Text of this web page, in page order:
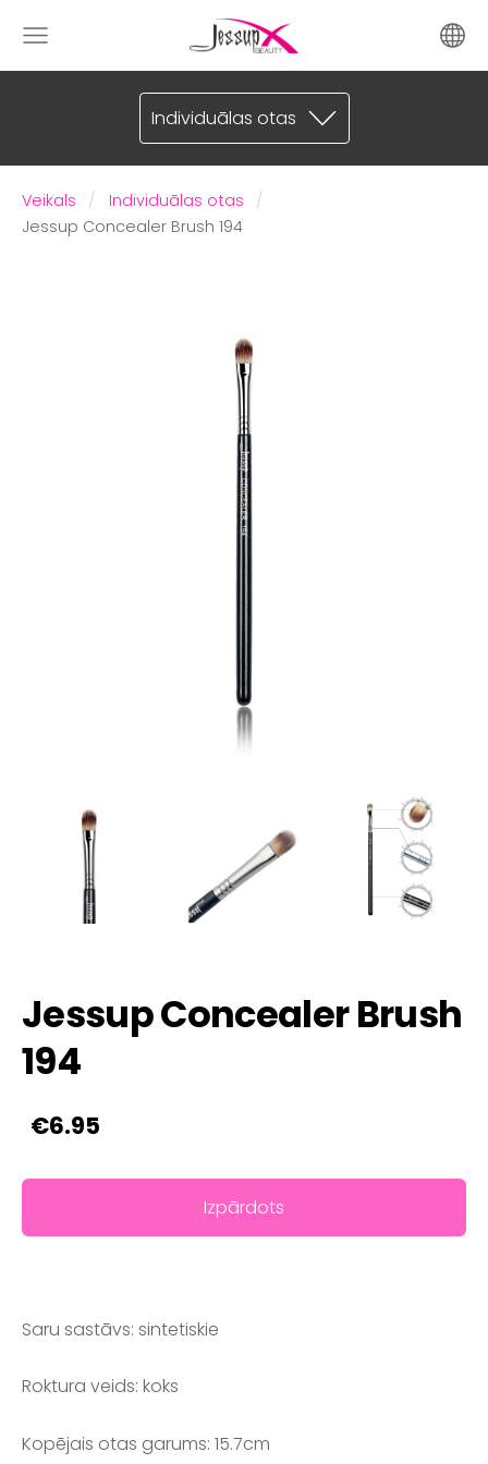
Individuālas otas
Veikals
Individuālas otas
Jessup Concealer Brush 194
Jessup Concealer Brush
194
€6.95
Izpārdots
Saru sastāvs: sintetiskie
Roktura veids: koks
Kopējais otas garums: 15.7cm